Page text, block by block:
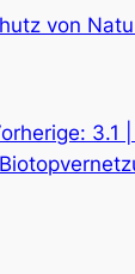
von
3.1